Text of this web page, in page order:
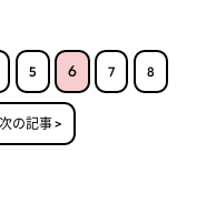
5 6 7 8
次の記事 >